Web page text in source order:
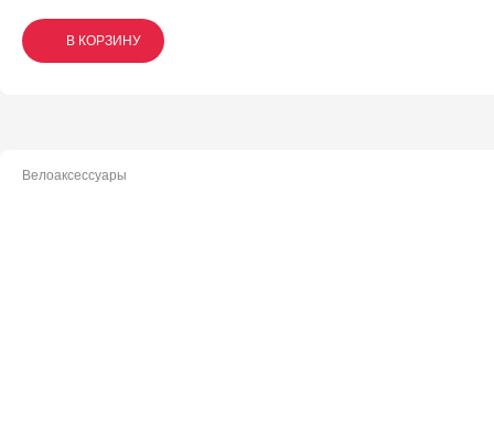
В КОРЗИНУ
В КОРЗИНУ
В КОРЗИНУ
Велоаксессуары